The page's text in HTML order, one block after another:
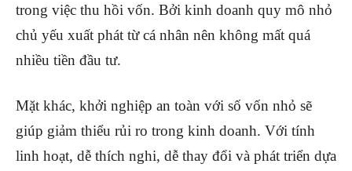
trong việc thu hồi vốn. Bởi kinh doanh quy mô nhỏ
chủ yếu xuất phát từ cá nhân nên không mất quá
nhiều tiền đầu tư.
Mặt khác, khởi nghiệp an toàn với số vốn nhỏ sẽ
giúp giảm thiểu rủi ro trong kinh doanh. Với tính
linh hoạt, dễ thích nghi, dễ thay đổi và phát triển dựa